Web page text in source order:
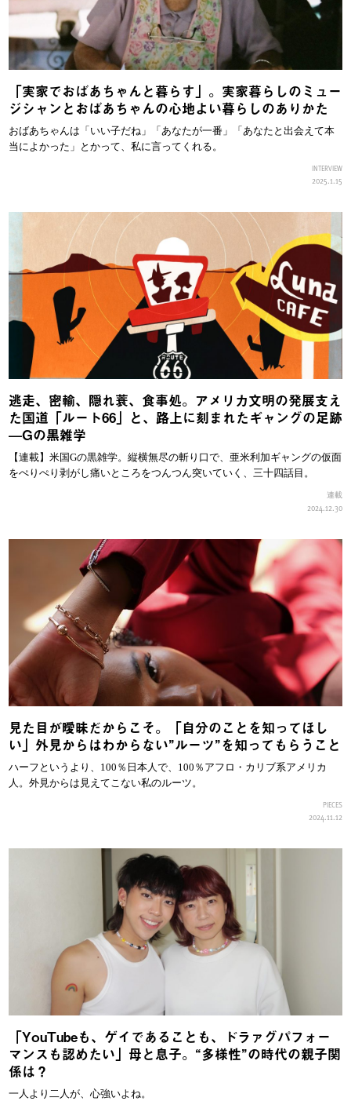
「実家でおばあちゃんと暮らす」。実家暮らしのミュー
ジシャンとおばあちゃんの心地よい暮らしのありかた
おばあちゃんは「いい子だね」「あなたが一番」「あなたと出会えて本
当によかった」とかって、私に言ってくれる。
INTERVIEW
2025.1.15
逃走、密輸、隠れ蓑、食事処。アメリカ文明の発展支え
た国道「ルート66」と、路上に刻まれたギャングの足跡
—Gの黒雑学
【連載】米国Gの黒雑学。縦横無尽の斬り口で、亜米利加ギャングの仮面
をぺりぺり剥がし痛いところをつんつん突いていく、三十四話目。
連載
2024.12.30
見た目が曖昧だからこそ。「自分のことを知ってほし
い」外見からはわからない”ルーツ”を知ってもらうこと
ハーフというより、100％日本人で、100％アフロ・カリブ系アメリカ
人。外見からは見えてこない私のルーツ。
PIECES
2024.11.12
「YouTubeも、ゲイであることも、ドラァグパフォー
マンスも認めたい」母と息子。“多様性”の時代の親子関
係は？
一人より二人が、心強いよね。